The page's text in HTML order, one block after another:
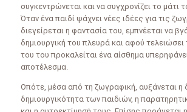
συγκεντρώνεται και να συγχρονίζει το μάτι
Όταν ένα παιδί ψάχνει νέες ιδέες για τις
διεγείρεται η φαντασία του, εμπνέεται να
δημιουργική του πλευρά και αφού
του του προκαλείται ένα αίσθημα
αποτέλεσμα.
Οπότε, μέσα από τη ζωγραφική, αυξάνεται η
δημιουργικότητα των παιδιών, η